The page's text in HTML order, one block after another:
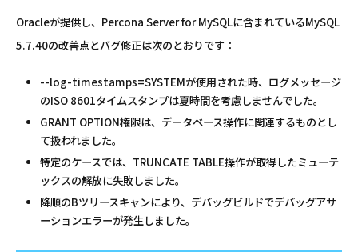
Oracleが提供し、Percona Server for MySQLに含まれているMySQL
5.7.40の改善点とバグ修正は次のとおりです：
--log-timestamps=SYSTEMが使用された時、ログメッセージ
のISO 8601タイムスタンプは夏時間を考慮しませんでした。
GRANT OPTION権限は、データベース操作に関連するものとし
て扱われました。
特定のケースでは、TRUNCATE TABLE操作が取得したミューテ
ックスの解放に失敗しました。
降順のBツリースキャンにより、デバッグビルドでデバッグアサ
ーションエラーが発生しました。